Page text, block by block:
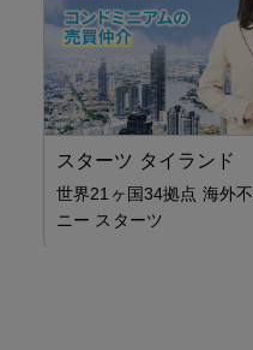
スターツ タイランド
世界21ヶ国34拠点 海外
ニー スターツ